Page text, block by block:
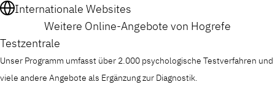
Internationale Websites
Weitere Online-Angebote von Hogrefe
Testzentrale
Unser Programm umfasst über 2.000 psychologische Testverfahren und
viele andere Angebote als Ergänzung zur Diagnostik.